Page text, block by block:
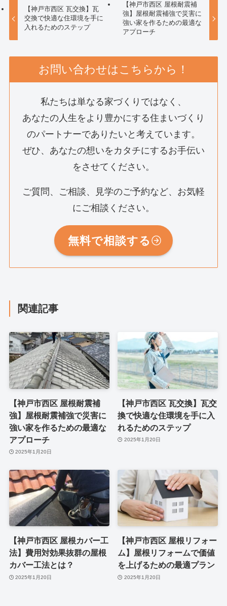
【神戸市西区 瓦交換】瓦
交換で快適な住環境を手に
入れるためのステップ
【神戸市西区 屋根耐震補
強】屋根耐震補強で災害に
強い家を作るための最適な
アプローチ
お問い合わせはこちらから！
私たちは単なる家づくりではなく、
あなたの人生をより豊かにする住まいづくり
のパートナーでありたいと考えています。
ぜひ、あなたの想いをカタチにするお手伝い
をさせてください。
ご質問、ご相談、見学のご予約など、お気軽
にご相談ください。
無料で相談する
関連記事
【神戸市西区 屋根耐震補
強】屋根耐震補強で災害に
強い家を作るための最適な
アプローチ
2025年1月20日
【神戸市西区 瓦交換】瓦交
換で快適な住環境を手に入
れるためのステップ
2025年1月20日
【神戸市西区 屋根カバー工
法】費用対効果抜群の屋根
カバー工法とは？
2025年1月20日
【神戸市西区 屋根リフォー
ム】屋根リフォームで価値
を上げるための最適プラン
2025年1月20日